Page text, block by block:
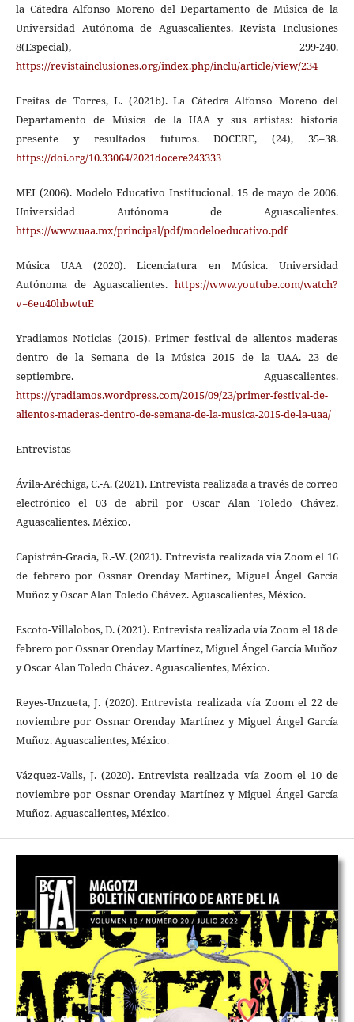
la Cátedra Alfonso Moreno del Departamento de Música de la
Universidad Autónoma de Aguascalientes. Revista Inclusiones
8(Especial), 299-240.
https://revistainclusiones.org/index.php/inclu/article/view/234
Freitas de Torres, L. (2021b). La Cátedra Alfonso Moreno del
Departamento de Música de la UAA y sus artistas: historia
presente y resultados futuros. DOCERE, (24), 35–38.
https://doi.org/10.33064/2021docere243333
MEI (2006). Modelo Educativo Institucional. 15 de mayo de 2006.
Universidad Autónoma de Aguascalientes.
https://www.uaa.mx/principal/pdf/modeloeducativo.pdf
Música UAA (2020). Licenciatura en Música. Universidad
Autónoma de Aguascalientes.https://www.youtube.com/watch?
v=6eu40hbwtuE
Yradiamos Noticias (2015). Primer festival de alientos maderas
dentro de la Semana de la Música 2015 de la UAA. 23 de
septiembre. Aguascalientes.
https://yradiamos.wordpress.com/2015/09/23/primer-festival-de-
alientos-maderas-dentro-de-semana-de-la-musica-2015-de-la-uaa/
Entrevistas
Ávila-Aréchiga, C.-A. (2021). Entrevista realizada a través de correo
electrónico el 03 de abril por Oscar Alan Toledo Chávez.
Aguascalientes. México.
Capistrán-Gracia, R.-W. (2021). Entrevista realizada vía Zoom el 16
de febrero por Ossnar Orenday Martínez, Miguel Ángel García
Muñoz y Oscar Alan Toledo Chávez. Aguascalientes, México.
Escoto-Villalobos, D. (2021). Entrevista realizada vía Zoom el 18 de
febrero por Ossnar Orenday Martínez, Miguel Ángel García Muñoz
y Oscar Alan Toledo Chávez. Aguascalientes, México.
Reyes-Unzueta, J. (2020). Entrevista realizada vía Zoom el 22 de
noviembre por Ossnar Orenday Martínez y Miguel Ángel García
Muñoz. Aguascalientes, México.
Vázquez-Valls, J. (2020). Entrevista realizada vía Zoom el 10 de
noviembre por Ossnar Orenday Martínez y Miguel Ángel García
Muñoz. Aguascalientes, México.